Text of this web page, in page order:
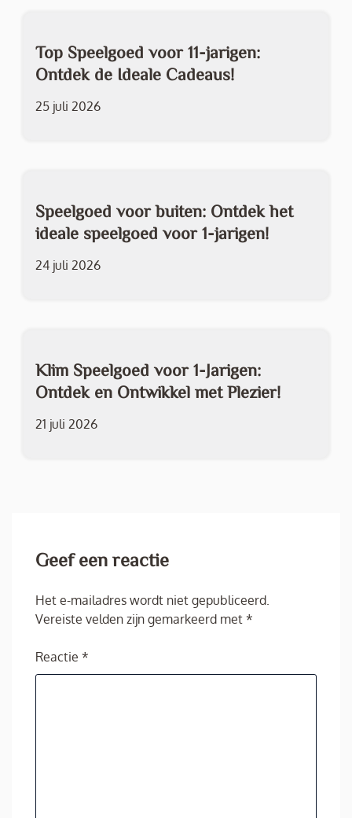
Top Speelgoed voor 11-jarigen:
Ontdek de Ideale Cadeaus!
25 juli 2026
Speelgoed voor buiten: Ontdek het
ideale speelgoed voor 1-jarigen!
24 juli 2026
Klim Speelgoed voor 1-Jarigen:
Ontdek en Ontwikkel met Plezier!
21 juli 2026
Geef een reactie
Het e-mailadres wordt niet gepubliceerd.
Vereiste velden zijn gemarkeerd met *
Reactie *